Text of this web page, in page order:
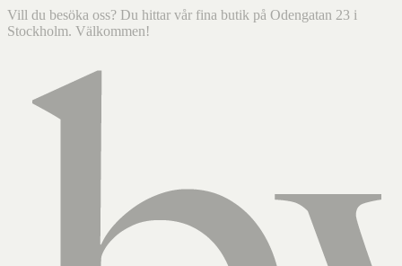
Vill du besöka oss? Du hittar vår fina butik på Odengatan 23 i
Stockholm. Välkommen!